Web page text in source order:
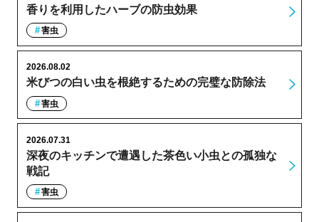
香りを利用したハーブの防虫効果
害虫
米びつの白い虫を根絶するための完璧な防除法
2026.08.02
害虫
深夜のキッチンで遭遇した茶色い小虫との孤独な
戦記
2026.07.31
害虫